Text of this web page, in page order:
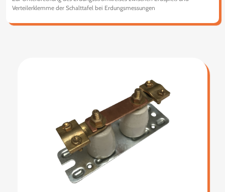
Verteilerklemme der Schalttafel bei Erdungsmessungen